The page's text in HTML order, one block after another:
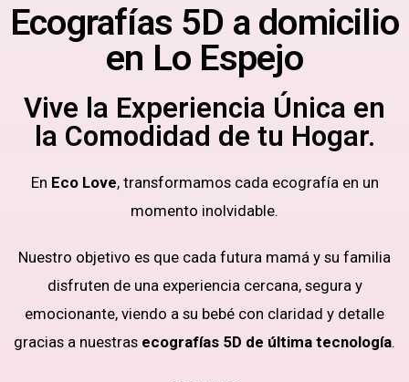
Ecografías 5D a domicilio
en Lo Espejo
Vive la Experiencia Única en
la Comodidad de tu Hogar.
En Eco Love, transformamos cada ecografía en un
momento inolvidable.
Nuestro objetivo es que cada futura mamá y su familia
disfruten de una experiencia cercana, segura y
emocionante, viendo a su bebé con claridad y detalle
gracias a nuestras ecografías 5D de última tecnología.